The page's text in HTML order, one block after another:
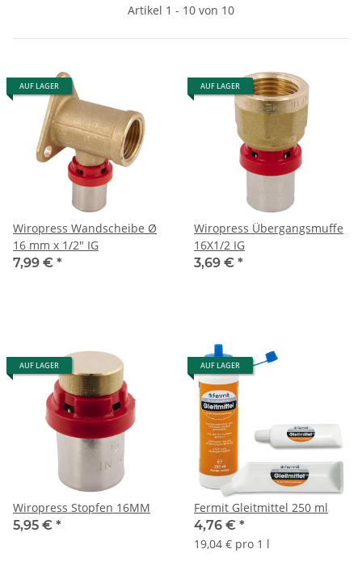
Artikel 1 - 10 von 10
AUF LAGER
Wiropress Wandscheibe Ø
16 mm x 1/2" IG
7,99 € *
AUF LAGER
Wiropress Übergangsmuffe
16X1/2 IG
3,69 € *
AUF LAGER
Wiropress Stopfen 16MM
5,95 € *
AUF LAGER
Fermit Gleitmittel 250 ml
4,76 € *
19,04 € pro 1 l